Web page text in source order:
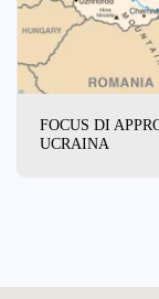
FOCUS DI
UCRAINA